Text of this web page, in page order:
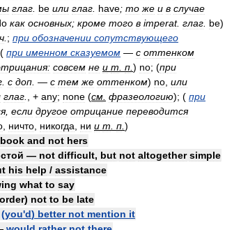
глаг be или глаг have; то же и в случае
как основных; кроме того в imperat. глаг be)
; при обозначении сопутствующего
при именном сказуемом — с оттенком
совсем не и т п ) no; (при
с доп . — с тем же оттенком) no или
глаг , + any; none (см фразеологию); ( при
, если другое отрицание переводится
ничто никогда ни и т п )
book and not hers
— not difficult, but not altogether simple
his help / assistance
what to say
order) not to be late
(you'd) better not mention it